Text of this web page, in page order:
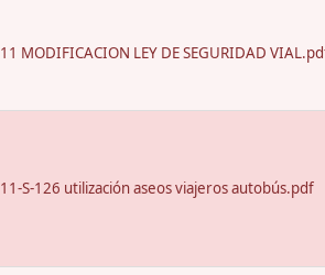
11 MODIFICACION LEY DE SEGURIDAD
11-S-126 utilización aseos viajeros autobús.pdf